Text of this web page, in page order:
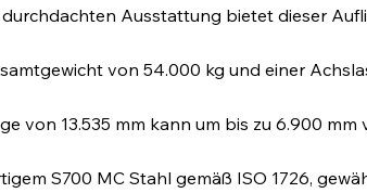
Ausstattung bietet dieser
von 54.000 kg und einer
von 13.535 mm kann um bis zu 6.900
S700 MC Stahl gemäß ISO 1726,